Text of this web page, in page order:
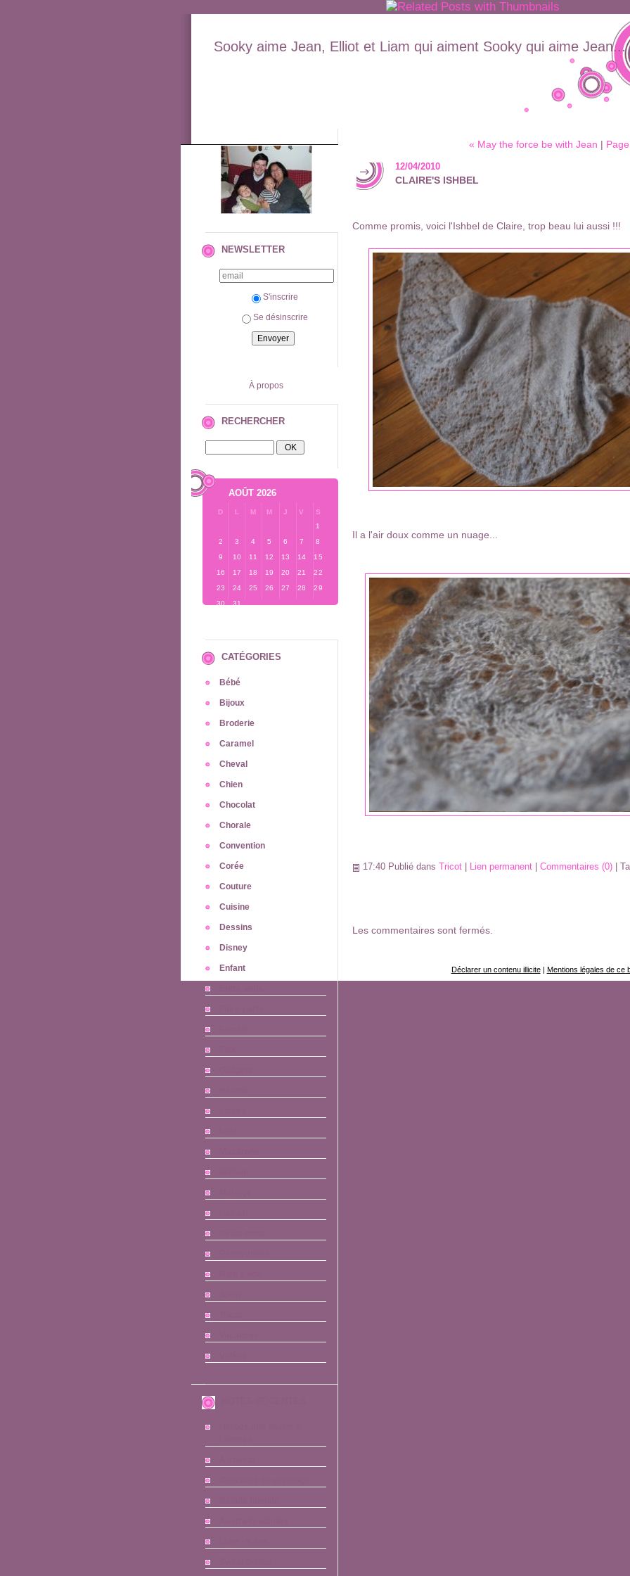
Sooky aime Jean, Elliot et Liam qui aiment Sooky qui aime Jean...
NEWSLETTER
S'inscrire
Se désinscrire
À propos
RECHERCHER
AOÛT 2026
D L M M J V
S
1
2
3 4 5 6 7
8
9
10 11 12 13 14
15
16
17 18 19 20 21
22
23
24 25 26 27 28
29
30
31
CATÉGORIES
Bébé
Bijoux
Broderie
Caramel
Cheval
Chien
Chocolat
Chorale
Convention
Corée
Couture
Cuisine
Dessins
Disney
Enfant
« May the force be with Jean |
12/04/2010
CLAIRE'S ISHBEL
Comme promis, voici l'Ishbel de Claire, trop beau lui aussi !!!
Il a l'air doux comme un nuage...
17:40 Publié dans Tricot Lien permanent Commentaires (0) |
Les commentaires sont fermés.
Déclarer un contenu illicite| Mentions légales de ce